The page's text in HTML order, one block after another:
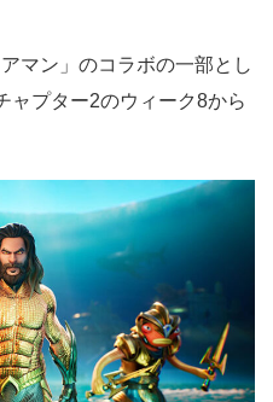
マン」のコラボの一部とし
ャプター2のウィーク8から